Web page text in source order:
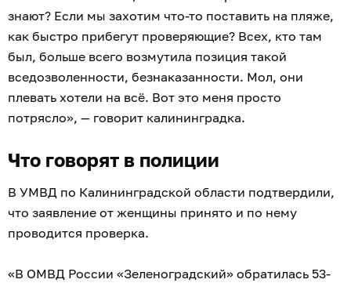
знают? Если мы захотим что-то поставить на пляже,
как быстро прибегут проверяющие? Всех, кто там
был, больше всего возмутила позиция такой
вседозволенности, безнаказанности. Мол, они
плевать хотели на всё. Вот это меня просто
потрясло», — говорит калининградка.
Что говорят в полиции
В УМВД по Калининградской области подтвердили,
что заявление от женщины принято и по нему
проводится проверка.
«В ОМВД России «Зеленоградский» обратилась 53-